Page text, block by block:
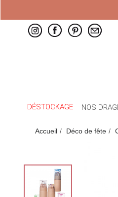
DÉSTOCKAGE NOS
Accueil Déco de fête